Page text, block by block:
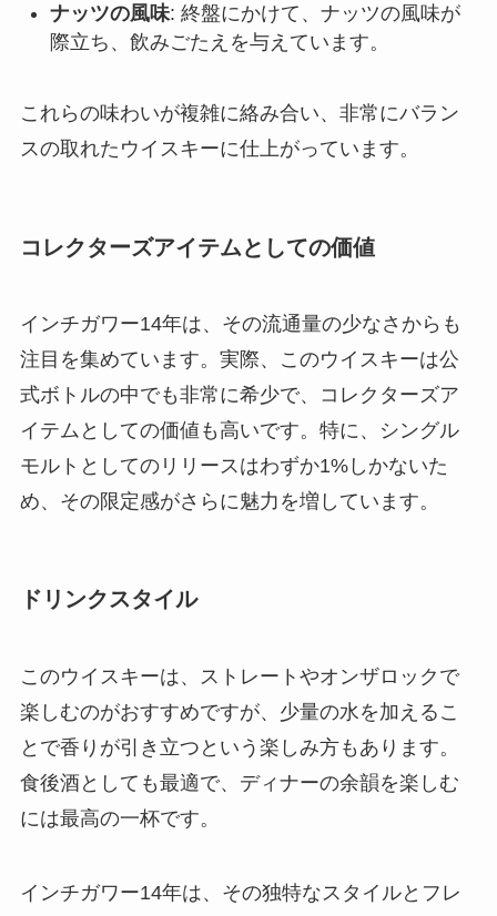
ナッツの風味: 終盤にかけて、ナッツの風味が
際立ち、飲みごたえを与えています。
これらの味わいが複雑に絡み合い、非常にバラン
スの取れたウイスキーに仕上がっています。
コレクターズアイテムとしての価値
インチガワー14年は、その流通量の少なさからも
注目を集めています。実際、このウイスキーは公
式ボトルの中でも非常に希少で、コレクターズア
イテムとしての価値も高いです。特に、シングル
モルトとしてのリリースはわずか1%しかないた
め、その限定感がさらに魅力を増しています。
ドリンクスタイル
このウイスキーは、ストレートやオンザロックで
楽しむのがおすすめですが、少量の水を加えるこ
とで香りが引き立つという楽しみ方もあります。
食後酒としても最適で、ディナーの余韻を楽しむ
には最高の一杯です。
インチガワー14年は、その独特なスタイルとフレ